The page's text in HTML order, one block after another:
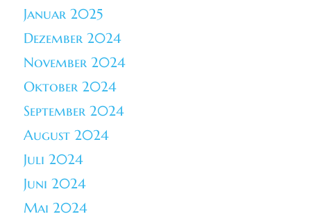
Januar 2025
Dezember 2024
November 2024
Oktober 2024
September 2024
August 2024
Juli 2024
Juni 2024
Mai 2024